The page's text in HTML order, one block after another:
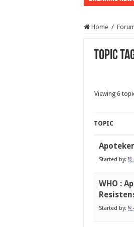
Home /
Topic
Viewing 6
TOPIC
Started by:
WHO :
Started by: